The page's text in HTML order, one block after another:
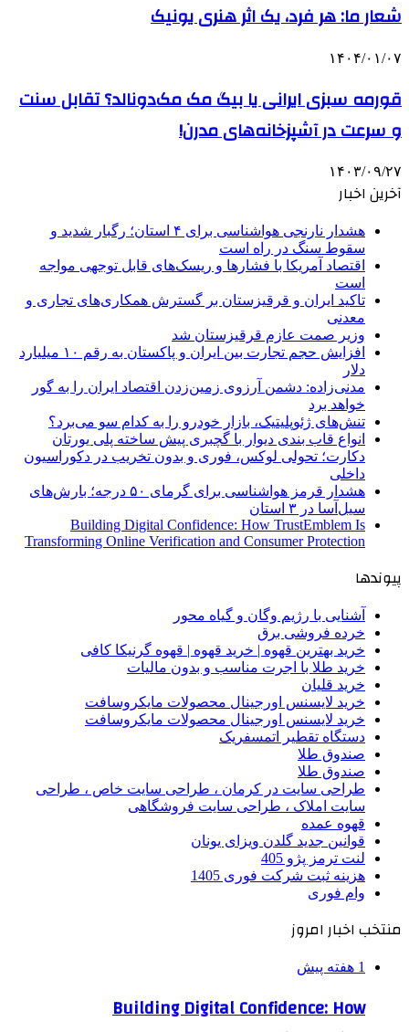
شعار ما: هر فرد، یک اثر هنری یونیک
۱۴۰۴/۰۱/۰۷
قورمه سبزی ایرانی یا بیگ مک مک‌دونالد؟ تقابل سنت
و سرعت در آشپزخانه‌های مدرن!
۱۴۰۳/۰۹/۲۷
آخرین اخبار
هشدار نارنجی هواشناسی برای ۴ استان؛ رگبار شدید و
سقوط سنگ در راه است
اقتصاد آمریکا با فشارها و ریسک‌های قابل توجهی مواجه
است
تاکید ایران و قرقیزستان بر گسترش همکاری‌های تجاری و
معدنی
وزیر صمت عازم قرقیزستان شد
افزایش حجم تجارت بین ایران و پاکستان به رقم ۱۰ میلیارد
دلار
مدنی‌زاده: دشمن آرزوی زمین‌زدن اقتصاد ایران را به گور
خواهد برد
تنش‌های ژئوپلیتیک، بازار خودرو را به کدام سو می‌برد؟
انواع قاب بندی دیوار با گچبری پیش ساخته پلی یورتان
دکارت؛ تحولی لوکس، فوری و بدون تخریب در دکوراسیون
داخلی
هشدار قرمز هواشناسی برای گرمای ۵۰ درجه؛ بارش‌های
سیل‌آسا در ۳ استان
Building Digital Confidence: How TrustEmblem Is
Transforming Online Verification and Consumer Protection
پیوندها
آشنایی با رژیم وگان و گیاه محور
خرده فروشی برق
خرید بهترین قهوه | خرید قهوه | قهوه گرنیکا کافی
خرید طلا با اجرت مناسب و بدون مالیات
خرید قلیان
خرید لایسنس اورجینال محصولات مایکروسافت
خرید لایسنس اورجینال محصولات مایکروسافت
دستگاه تقطیر اتمسفریک
صندوق طلا
صندوق طلا
طراحی سایت در کرمان ، طراحی سایت خاص ، طراحی
سایت املاک ، طراحی سایت فروشگاهی
قهوه عمده
قوانین جدید گلدن ویزای یونان
لنت ترمز پژو 405
هزینه ثبت شرکت فوری 1405
وام فوری
منتخب اخبار امروز
1 هفته پیش
Building Digital Confidence: How